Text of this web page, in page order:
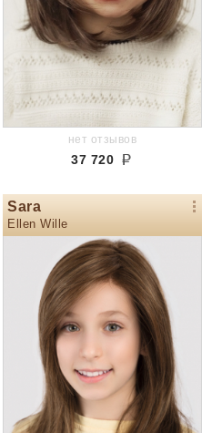
нет отзывов
37 720
Sara
Ellen Wille